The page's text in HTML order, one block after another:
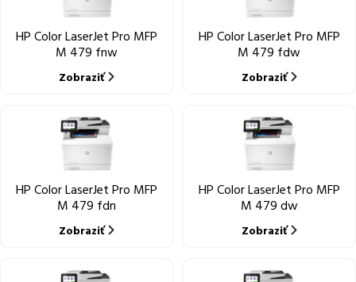
HP Color LaserJet Pro MFP
M 479 fnw
Zobraziť
HP Color LaserJet Pro MFP
M 479 fdw
Zobraziť
HP Color LaserJet Pro MFP
M 479 fdn
Zobraziť
HP Color LaserJet Pro MFP
M 479 dw
Zobraziť